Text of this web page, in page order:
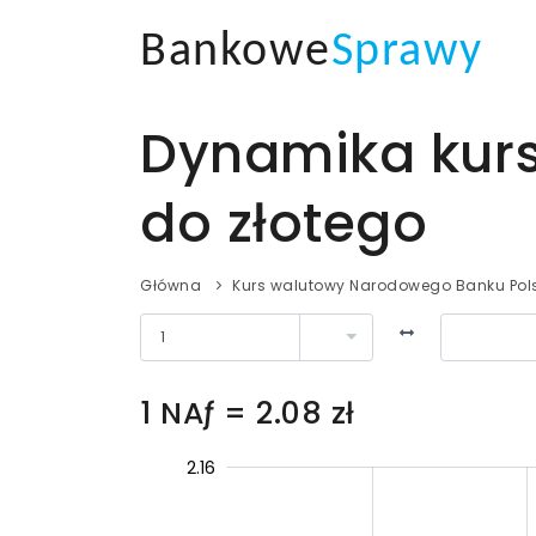
BankoweSprawy
Dynamika
do złotego
Główna Kurs walutowy Narodowego Banku
1 NAƒ = 2.08 zł
2.16